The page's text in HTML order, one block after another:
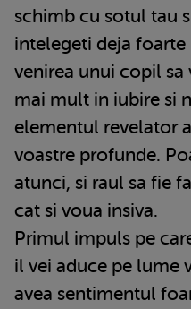
schimb cu sotul tau
intelegeti deja
venirea unui copil sa
mai mult in iubire si
elementul revelator
voastre profunde.
atunci, si raul sa fie
cat si voua insiva.
Primul impuls pe
il vei aduce pe lume
avea sentimentul